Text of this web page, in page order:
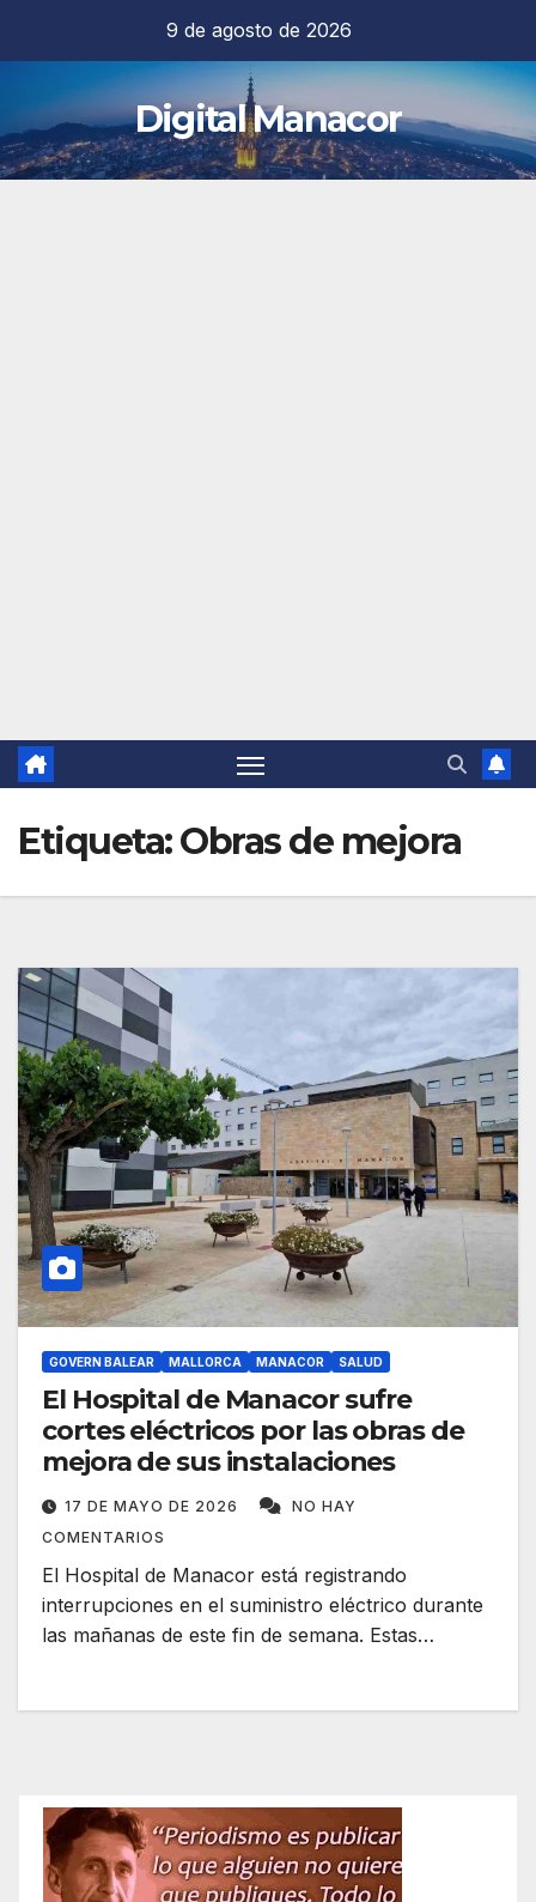
contenido
9 de agosto de 2026
Digital Manacor
Etiqueta:Obras de mejora
GOVERN BALEAR MALLORCA MANACOR SALUD
El Hospital de Manacor sufre
cortes eléctricos por las obras de
mejora de sus instalaciones
17 DE MAYO DE 2026
NO HAY
COMENTARIOS
El Hospital de Manacor está registrando
interrupciones en el suministro eléctrico durante
las mañanas de este fin de semana. Estas…